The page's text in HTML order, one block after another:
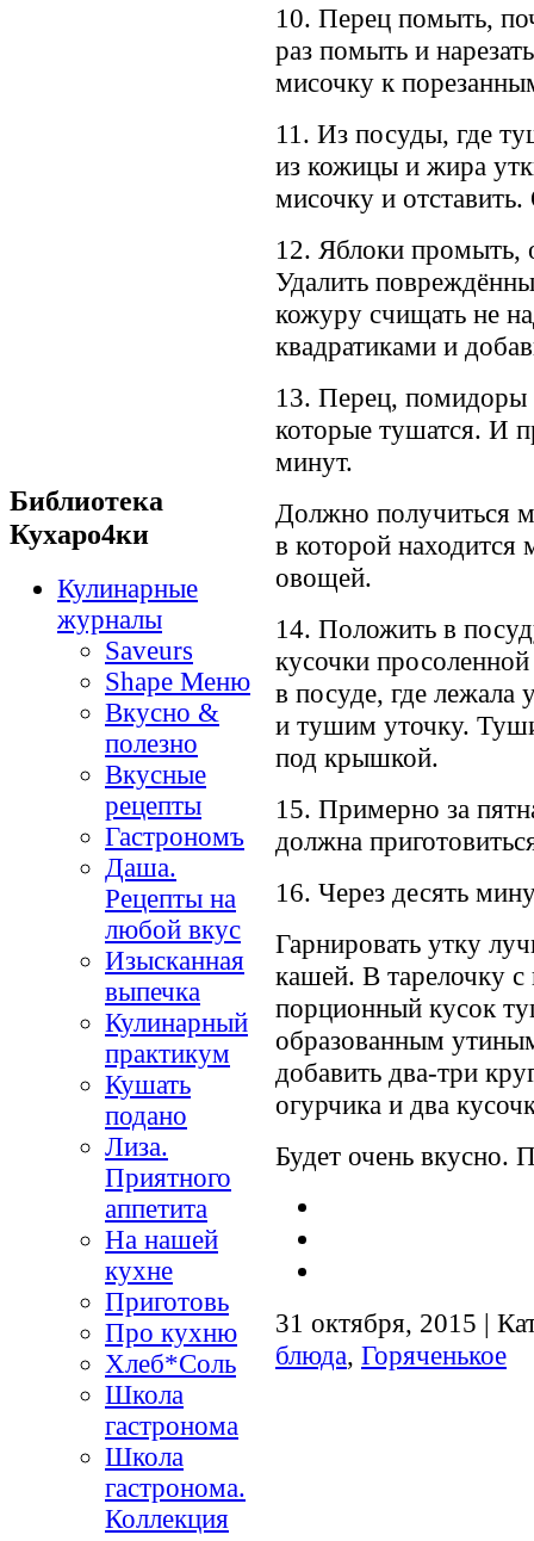
Библиотека
Кухаро4ки
Кулинарные
журналы
Saveurs
Shape Меню
Вкусно &
полезно
Вкусные
рецепты
Гастрономъ
Даша.
Рецепты на
любой вкус
Изысканная
выпечка
Кулинарный
практикум
Кушать
подано
Лиза.
Приятного
аппетита
На нашей
кухне
Приготовь
Про кухню
Хлеб*Соль
Школа
гастронома
Школа
гастронома.
Коллекция
10. Перец помыть,
раз помыть и
мисочку к
11. Из посуды, где
из кожицы и жира
мисочку и
12. Яблоки промыть,
Удалить
кожуру счищать не
квадратиками и
13. Перец, помидоры
которые тушатся. И
минут.
Должно получиться
в которой находится
овощей.
14. Положить в
кусочки
в посуде, где лежала
и тушим уточку.
под крышкой.
15. Примерно за
должна
16. Через десять
Гарнировать утку
кашей. В тарелочку с
порционный кусок
образованным
добавить два-три
огурчика и два
Будет очень вкусно.
31 октября, 2015 |
блюда, Горяченькое